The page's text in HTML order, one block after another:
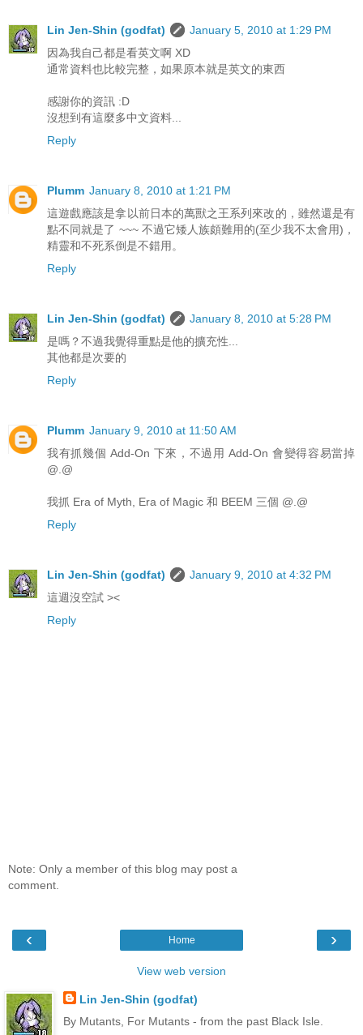
Lin Jen-Shin (godfat)
January 5, 2010 at 1:29 PM
因為我自己都是看英文啊 XD
通常資料也比較完整，如果原本就是英文的東西
感謝你的資訊 :D
沒想到有這麼多中文資料...
Reply
Plumm January 8, 2010 at 1:21 PM
這遊戲應該是拿以前日本的萬獸之王系列來改的，雖然還是有
點不同就是了 ~~~ 不過它矮人族頗難用的(至少我不太會用)，
精靈和不死系倒是不錯用。
Reply
Lin Jen-Shin (godfat)
January 8, 2010 at 5:28 PM
是嗎？不過我覺得重點是他的擴充性...
其他都是次要的
Reply
Plumm January 9, 2010 at 11:50 AM
我有抓幾個 Add-On 下來，不過用 Add-On 會變得容易當掉
@.@
我抓 Era of Myth, Era of Magic 和 BEEM 三個 @.@
Reply
Lin Jen-Shin (godfat)
January 9, 2010 at 4:32 PM
這週沒空試 ><
Reply
Note: Only a member of this blog may post a
comment.
‹ ›
Home
View web version
Lin Jen-Shin (godfat)
By Mutants, For Mutants - from the past Black Isle.